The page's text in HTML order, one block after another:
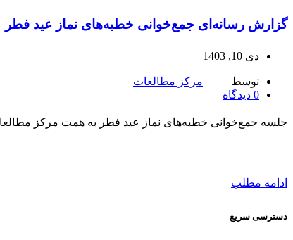
گزارش رسانه‌ای جمع‌خوانی خطبه‌های نماز عید فطر
دی 10, 1403
توسط
مرکز مطالعات
0 دیدگاه
جلسه جمع‌خوانی خطبه‌های نماز عید فطر به همت مرکز
ادامه مطلب
دسترسی سریع